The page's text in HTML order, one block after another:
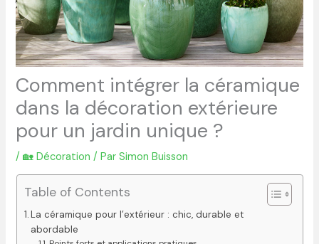
Comment intégrer la céramique
dans la décoration extérieure
pour un jardin unique ?
/🏡 Décoration / ParSimon Buisson
Table of Contents
La céramique pour l’extérieur : chic, durable et
abordable